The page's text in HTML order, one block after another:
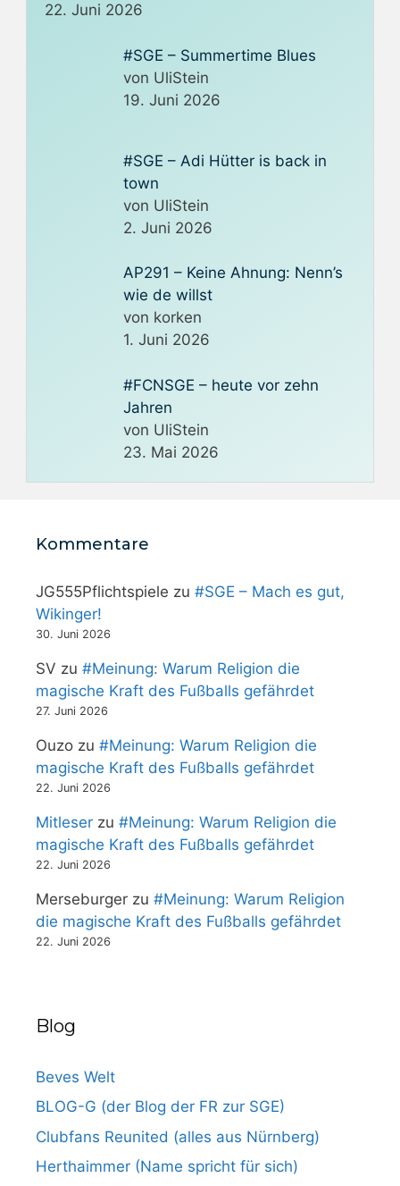
22. Juni 2026
#SGE – Summertime Blues
von UliStein
19. Juni 2026
#SGE – Adi Hütter is back in
town
von UliStein
2. Juni 2026
AP291 – Keine Ahnung: Nenn’s
wie de willst
von korken
1. Juni 2026
#FCNSGE – heute vor zehn
Jahren
von UliStein
23. Mai 2026
Kommentare
JG555Pflichtspiele zu #SGE – Mach es gut,
Wikinger!
30. Juni 2026
SV zu #Meinung: Warum Religion die
magische Kraft des Fußballs gefährdet
27. Juni 2026
Ouzo zu #Meinung: Warum Religion die
magische Kraft des Fußballs gefährdet
22. Juni 2026
Mitleser zu #Meinung: Warum Religion die
magische Kraft des Fußballs gefährdet
22. Juni 2026
Merseburger zu #Meinung: Warum Religion
die magische Kraft des Fußballs gefährdet
22. Juni 2026
Blog
Beves Welt
BLOG-G (der Blog der FR zur SGE)
Clubfans Reunited (alles aus Nürnberg)
Herthaimmer (Name spricht für sich)